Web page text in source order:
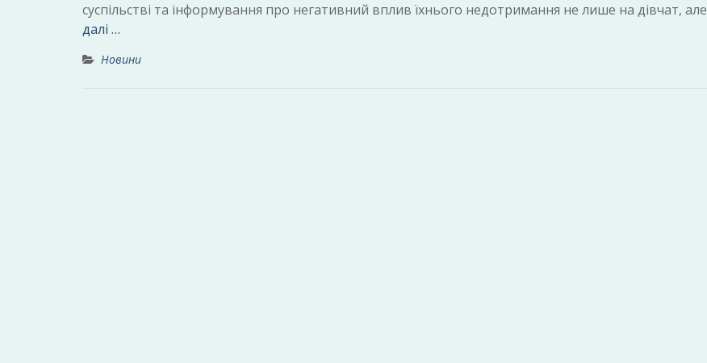
суспільстві та інформування про негативний вплив їхнього недотримання не лише на дівчат, але
далі …
Новини